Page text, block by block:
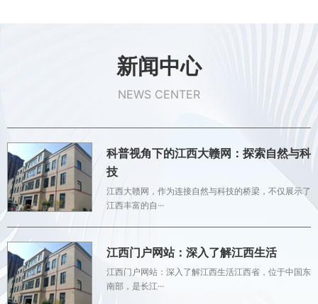
新闻中心
NEWS CENTER
科普视角下的江西大赣网：探索自然与科
技
江西大赣网，作为连接自然与科技的桥梁，不仅展示了
江西丰富的自···
江西门户网站：深入了解江西生活
江西门户网站：深入了解江西生活江西省，位于中国东
南部，是长江···